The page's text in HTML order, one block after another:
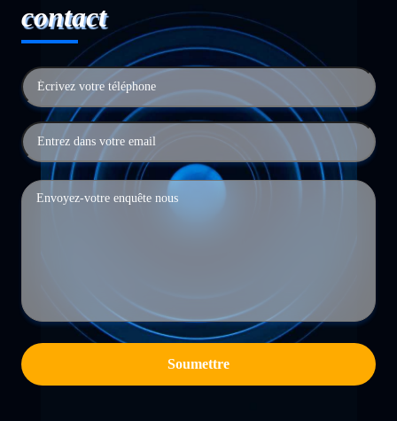
contact
Soumettre